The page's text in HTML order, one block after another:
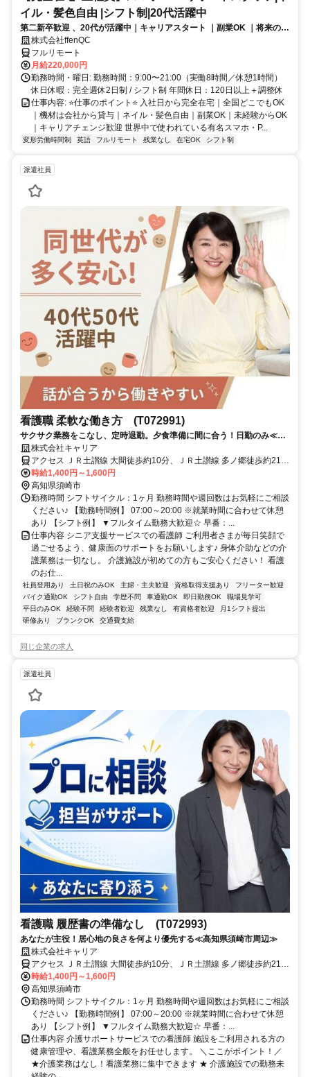
イル・髪色自由 |シフト制|20代活躍中
第二新卒歓迎 、20代が活躍中｜キャリアスタート ｜副業OK ｜将来のキ
ャリアパスあり（長期キャリアを推奨しています）
株式会社ffenQC
フルリモート
月給220,000円
勤務時間・曜日: 勤務時間：9:00〜21:00（実働8時間／休憩1時間）
休日休暇：完全週休2日制 / シフト制 年間休日：120日以上＋調整休
仕事内容: ⭐️仕事のポイント⭐️ 入社日から完全在宅｜全国どこでもOK
｜機材は会社から貸与｜ネイル・髪色自由｜副業OK｜未経験からOK
｜キャリアチェンジ歓迎 世界中で使われている有名スマホ・P...
変形労働時間制 英語 フルリモート 残業なし 在宅OK シフト制
派遣社員
看護職 柔軟な働き方 (T072991)
サクサク業務をこなし、定時退勤。夕食準備に間に合う！日勤のみ≪高
知県須崎市周辺≫
株式会社キャリア
アクセス ＪＲ土讃線 大間徒歩約10分、ＪＲ土讃線 多ノ郷徒歩約21
分、ＪＲ土讃線 土佐新荘徒歩約23分
時給1,400円～1,600円
高知県須崎市
勤務時間 シフトサイクル：1ヶ月 勤務時間や週回数はお気軽にご相談
ください♪ 【勤務時間例】 07:00～20:00 ※就業時間に合わせて休憩
あり 【シフト例】 ▼フルタイム勤務大歓迎☆ 早番：...
仕事内容 シニア支援サービスでの看護師 ご利用者さまが毎日笑顔で
過ごせるよう、健康面のサポートをお願いします♪ 身体介助などの介
護業務は一切なし。 介護施設が初めての方もご安心ください！ 看護
のお仕...
社員登用あり 土日祝のみOK 主婦・主夫歓迎 資格取得支援あり
フリーター歓迎
バイク通勤OK
シフト自由 学歴不問 車通勤OK 即日勤務OK
職場見学可
平日のみOK
経験不問 経験者歓迎 残業なし 有資格者歓迎
月1シフト提出
研修あり
ブランクOK 交通費支給
同じ企業の求人
派遣社員
看護職 履歴書の準備なし (T072993)
あなたが主役！居心地の良さを何より優先する≪高知県須崎市周辺≫
株式会社キャリア
アクセス ＪＲ土讃線 大間徒歩約10分、ＪＲ土讃線 多ノ郷徒歩約21
分、ＪＲ土讃線 土佐新荘徒歩約23分
時給1,400円～1,600円
高知県須崎市
勤務時間 シフトサイクル：1ヶ月 勤務時間や週回数はお気軽にご相談
ください♪ 【勤務時間例】 07:00～20:00 ※就業時間に合わせて休憩
あり 【シフト例】 ▼フルタイム勤務大歓迎☆ 早番：...
仕事内容 介護サポートサービスでの看護師 施設をご利用される方の
健康管理や、看護業務全般をお任せします。 ＼ここがポイント！／
★介護業務はなし！看護業務に集中できます ★ 介護施設での勤務未